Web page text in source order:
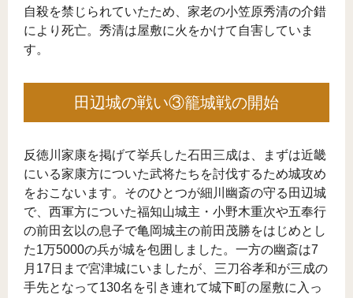
自殺を禁じられていたため、家老の小笠原秀清の介錯
により死亡。秀清は屋敷に火をかけて自害していま
す。
田辺城の戦い③籠城戦の開始
反徳川家康を掲げて挙兵した石田三成は、まずは近畿
にいる家康方についた武将たちを討伐するため城攻め
をおこないます。そのひとつが細川幽斎の守る田辺城
で、西軍方についた福知山城主・小野木重次や五奉行
の前田玄以の息子で亀岡城主の前田茂勝をはじめとし
た1万5000の兵が城を包囲しました。一方の幽斎は7
月17日まで宮津城にいましたが、三刀谷孝和が三成の
手先となって130名を引き連れて城下町の屋敷に入っ